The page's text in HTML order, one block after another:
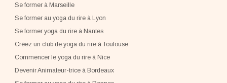
Se former à Marseille
Se former au yoga du rire à Lyon
Se former yoga du rire à Nantes
Créez un club de yoga du rire à Toulouse
Commencer le yoga du rire à Nice
Devenir Animateur-trice à Bordeaux